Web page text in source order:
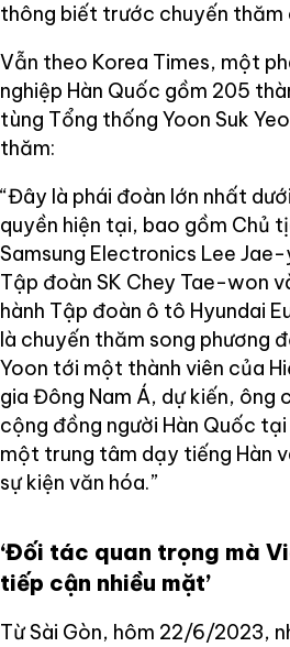
thông biết trước chuyến thăm
Vẫn theo Korea Times, một
nghiệp Hàn Quốc gồm 205
tùng Tổng thống Yoon Suk
thăm:
“Đây là phái đoàn lớn nhất
quyền hiện tại, bao gồm Chủ
Samsung Electronics Lee
Tập đoàn SK Chey Tae-won
hành Tập đoàn ô tô Hyundai
là chuyến thăm song phương
Yoon tới một thành viên của
gia Đông Nam Á, dự kiến, ông
cộng đồng người Hàn Quốc
một trung tâm dạy tiếng Hàn
sự kiện văn hóa.”
‘Đối tác quan trọng mà
tiếp cận nhiều mặt’
Từ Sài Gòn, hôm 22/6/2023,